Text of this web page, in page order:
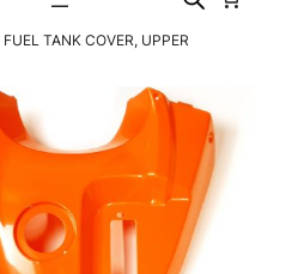
FUEL TANK COVER, UPPER